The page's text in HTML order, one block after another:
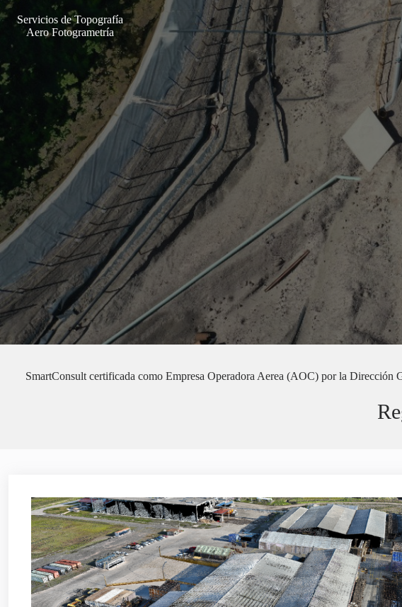
Servicios de Topografía
Aero Fotogrametría
SmartConsult certificada como Empresa Operadora Aerea (AOC) por la